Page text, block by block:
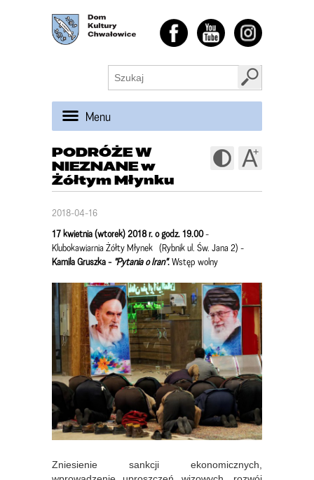
Menu
PODRÓŻE W
NIEZNANE w
Żółtym Młynku
2018-04-16
17 kwietnia (wtorek) 2018 r. o godz. 19.00-
Klubokawiarnia Żółty Młynek (Rybnik ul. Św. Jana 2) -
Kamila Gruszka- "Pytania o Iran".Wstęp wolny
Zniesienie sankcji ekonomicznych,